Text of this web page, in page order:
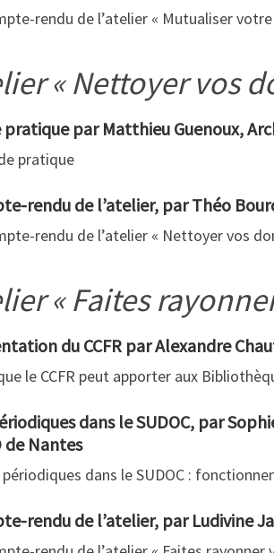
rendu de l’atelier « Mutualiser votre
« Nettoyer vos
pratique par Matthieu Guenoux,
pratique
rendu de l’atelier, par Théo
rendu de l’atelier « Nettoyer vos
« Faites
du CCFR par Alexandre
le CCFR peut apporter aux
dans le SUDOC, par
de Nantes
périodiques dans le SUDOC :
rendu de l’atelier, par Ludivine